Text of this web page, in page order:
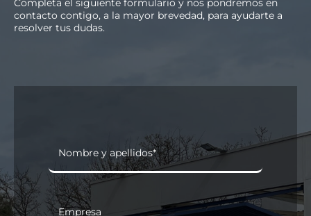
Completa el siguiente formulario y nos pondremos en
contacto contigo, a la mayor brevedad, para ayudarte a
resolver tus dudas.